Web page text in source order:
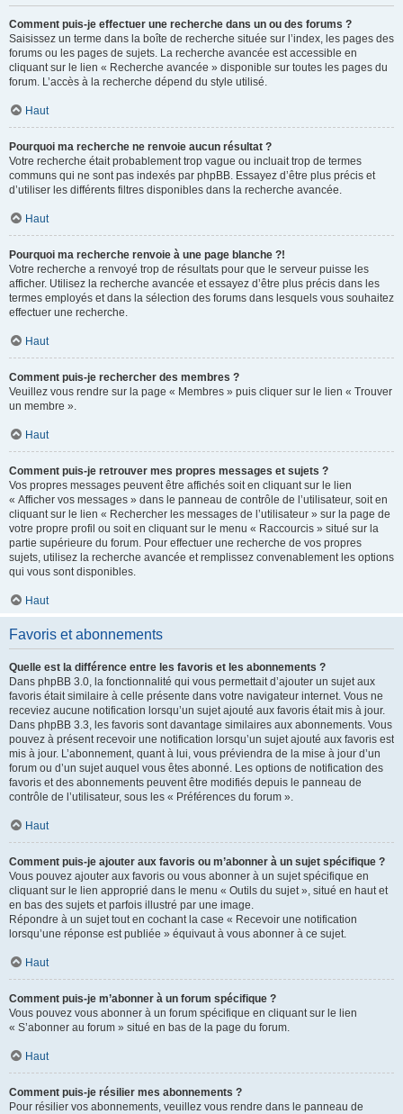
Comment puis-je effectuer une recherche dans un ou des forums ?
Saisissez un terme dans la boîte de recherche située sur l’index, les pages des
forums ou les pages de sujets. La recherche avancée est accessible en
cliquant sur le lien « Recherche avancée » disponible sur toutes les pages du
forum. L’accès à la recherche dépend du style utilisé.
Haut
Pourquoi ma recherche ne renvoie aucun résultat ?
Votre recherche était probablement trop vague ou incluait trop de termes
communs qui ne sont pas indexés par phpBB. Essayez d’être plus précis et
d’utiliser les différents filtres disponibles dans la recherche avancée.
Haut
Pourquoi ma recherche renvoie à une page blanche ?!
Votre recherche a renvoyé trop de résultats pour que le serveur puisse les
afficher. Utilisez la recherche avancée et essayez d’être plus précis dans les
termes employés et dans la sélection des forums dans lesquels vous souhaitez
effectuer une recherche.
Haut
Comment puis-je rechercher des membres ?
Veuillez vous rendre sur la page « Membres » puis cliquer sur le lien « Trouver
un membre ».
Haut
Comment puis-je retrouver mes propres messages et sujets ?
Vos propres messages peuvent être affichés soit en cliquant sur le lien
« Afficher vos messages » dans le panneau de contrôle de l’utilisateur, soit en
cliquant sur le lien « Rechercher les messages de l’utilisateur » sur la page de
votre propre profil ou soit en cliquant sur le menu « Raccourcis » situé sur la
partie supérieure du forum. Pour effectuer une recherche de vos propres
sujets, utilisez la recherche avancée et remplissez convenablement les options
qui vous sont disponibles.
Haut
Favoris et abonnements
Quelle est la différence entre les favoris et les abonnements ?
Dans phpBB 3.0, la fonctionnalité qui vous permettait d’ajouter un sujet aux
favoris était similaire à celle présente dans votre navigateur internet. Vous ne
receviez aucune notification lorsqu’un sujet ajouté aux favoris était mis à jour.
Dans phpBB 3.3, les favoris sont davantage similaires aux abonnements. Vous
pouvez à présent recevoir une notification lorsqu’un sujet ajouté aux favoris est
mis à jour. L’abonnement, quant à lui, vous préviendra de la mise à jour d’un
forum ou d’un sujet auquel vous êtes abonné. Les options de notification des
favoris et des abonnements peuvent être modifiés depuis le panneau de
contrôle de l’utilisateur, sous les « Préférences du forum ».
Haut
Comment puis-je ajouter aux favoris ou m’abonner à un sujet spécifique ?
Vous pouvez ajouter aux favoris ou vous abonner à un sujet spécifique en
cliquant sur le lien approprié dans le menu « Outils du sujet », situé en haut et
en bas des sujets et parfois illustré par une image.
Répondre à un sujet tout en cochant la case « Recevoir une notification
lorsqu’une réponse est publiée » équivaut à vous abonner à ce sujet.
Haut
Comment puis-je m’abonner à un forum spécifique ?
Vous pouvez vous abonner à un forum spécifique en cliquant sur le lien
« S’abonner au forum » situé en bas de la page du forum.
Haut
Comment puis-je résilier mes abonnements ?
Pour résilier vos abonnements, veuillez vous rendre dans le panneau de